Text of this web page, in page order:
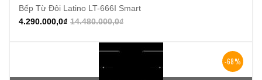
Bếp Từ Đôi Latino LT-666I Smart
14.480.000,0₫
4.290.000,0₫
-68%